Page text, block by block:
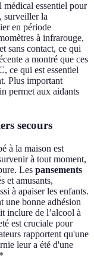
médical essentiel pour
, surveiller la
en période
à infrarouge,
sans contact, ce qui
a montré que ces
ce qui est essentiel
Plus important
permet aux aidants
secours
à la maison est
à tout moment,
Les pansements
et amusants,
à apaiser les enfants.
une bonne adhésion
inclure de l’alcool à
est cruciale pour
rapportent qu'une
leur a été d'une